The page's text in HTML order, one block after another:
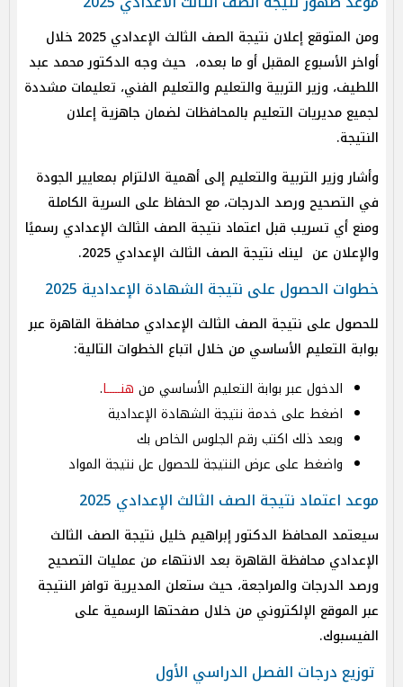
ومن المتوقع إعلان نتيجة الصف الثالث الإعدادي 2025 خلال
أواخر الأسبوع المقبل أو ما بعده، حيث وجه الدكتور محمد عبد
اللطيف، وزير التربية والتعليم والتعليم الفني، تعليمات مشددة
لجميع مديريات التعليم بالمحافظات لضمان جاهزية إعلان
النتيجة.
وأشار وزير التربية والتعليم إلى أهمية الالتزام بمعايير الجودة
في التصحيح ورصد الدرجات، مع الحفاظ على السرية الكاملة
ومنع أي تسريب قبل اعتماد نتيجة الصف الثالث الإعدادي رسميًا
والإعلان عن لينك نتيجة الصف الثالث الإعدادي 2025.
خطوات الحصول على نتيجة الشهادة الإعدادية 2025
للحصول على نتيجة الصف الثالث الإعدادي محافظة القاهرة عبر
بوابة التعليم الأساسي من خلال اتباع الخطوات التالية:
الدخول عبر بوابة التعليم الأساسي من هنـــــا.
اضغط على خدمة نتيجة الشهادة الإعدادية
وبعد ذلك اكتب رقم الجلوس الخاص بك
واضغط على عرض النتيجة للحصول عل نتيجة المواد
موعد اعتماد نتيجة الصف الثالث الإعدادي 2025
سيعتمد المحافظ الدكتور إبراهيم خليل نتيجة الصف الثالث
الإعدادي محافظة القاهرة بعد الانتهاء من عمليات التصحيح
ورصد الدرجات والمراجعة، حيث ستعلن المديرية توافر النتيجة
عبر الموقع الإلكتروني من خلال صفحتها الرسمية على
الفيسبوك.
توزيع درجات الفصل الدراسي الأول